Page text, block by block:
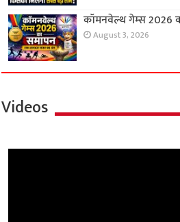
कॉमनवेल्थ गेम्स 2026
August 3, 2026
Videos